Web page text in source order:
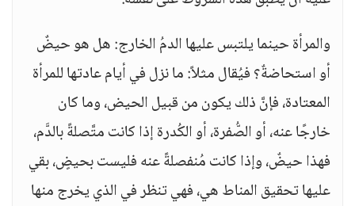
والمرأة حينما يلتبس عليها الدمُ الخارج: هل هو حيضٌ
أو استحاضةٌ؟ فيُقال مثلاً: ما نزل في أيام عادتها للمرأة
المعتادة، فإنَّ ذلك يكون من قبيل الحيض، وما كان
خارجًا عنه، أو الصُّفرة، أو الكُدرة إذا كانت متَّصلةً بالدَّم،
فهذا حيضٌ، وإذا كانت مُنفصلةً عنه فليست بحيضٍ، بقي
عليها تحقيق المناط هي، فهي تنظر في الذي يخرج منها